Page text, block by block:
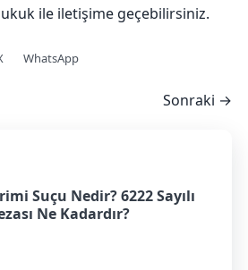
ile iletişime geçebilirsiniz.
WhatsApp
Sonraki →
Suçu Nedir? 6222 Sayılı
Ne Kadardır?